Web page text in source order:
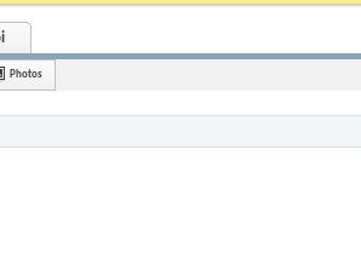
Photos